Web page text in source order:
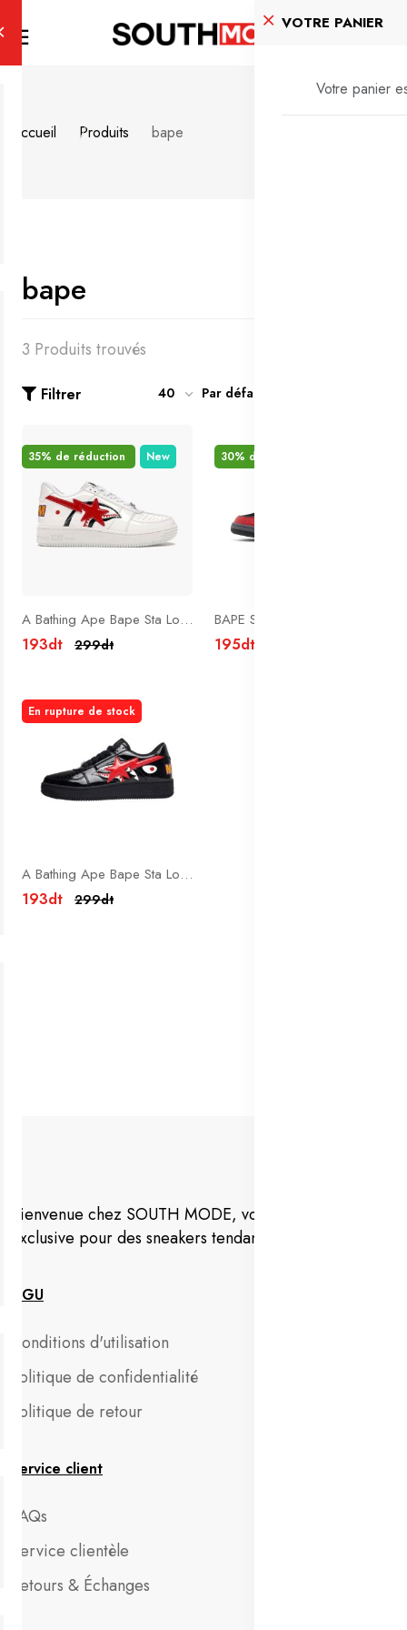
VOTRE PANIER
Votre panier
Accueil Produits bape
bape
3 Produits trouvés
Filtrer 40 Par défaut
35% de réduction New
A Bathing Ape Bape Sta Low Shark White
193dt 299dt
30% de réduction
BAPE Sk8 Sta Black Red
195dt
En rupture de stock
A Bathing Ape Bape Sta Low 'BLACK SHARK FACE'
193dt 299dt
Bienvenue chez SOUTH MODE, votre destination
exclusive pour des sneakers tendance en Tunisie.
CGU
Conditions d'utilisation
Politique de confidentialité
Politique de retour
Service client
FAQs
Service clientèle
Retours & Échanges